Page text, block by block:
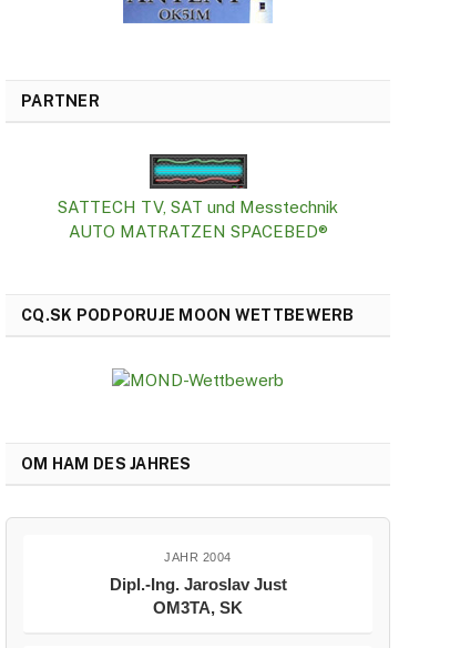
PARTNER
SATTECH TV, SAT und Messtechnik
AUTO MATRATZEN SPACEBED®
CQ.SK PODPORUJE MOON WETTBEWERB
OM HAM DES JAHRES
JAHR 2004
Dipl.-Ing. Jaroslav Just
OM3TA, SK